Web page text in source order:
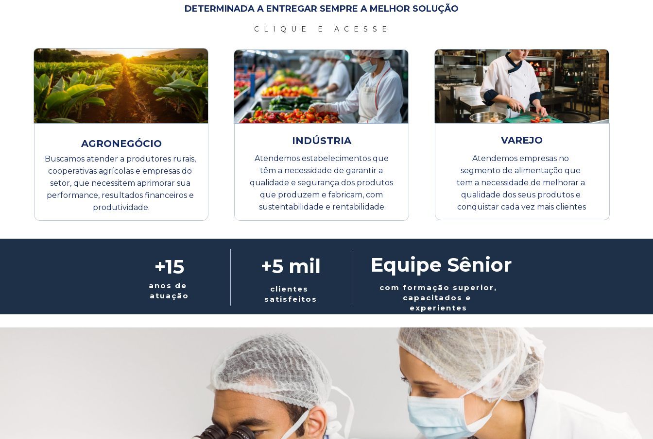
DETERMINADA A ENTREGAR SEMPRE A MELHOR SOLUÇÃO
CLIQUE E ACESSE
VAREJO
INDÚSTRIA
AGRONEGÓCIO
Atendemos empresas no
segmento de alimentação que
tem a necessidade de melhorar a
qualidade dos seus produtos e
conquistar cada vez mais clientes
Atendemos estabelecimentos que
têm a necessidade de garantir a
qualidade e segurança dos produtos
que produzem e fabricam, com
sustentabilidade e rentabilidade.
Buscamos atender a produtores rurais,
cooperativas agrícolas e empresas do
setor, que necessitem aprimorar sua
performance, resultados financeiros e
produtividade.
Equipe Sênior
+5 mil
+15
anos de
atuação
com formação superior,
capacitados e
experientes
clientes
satisfeitos